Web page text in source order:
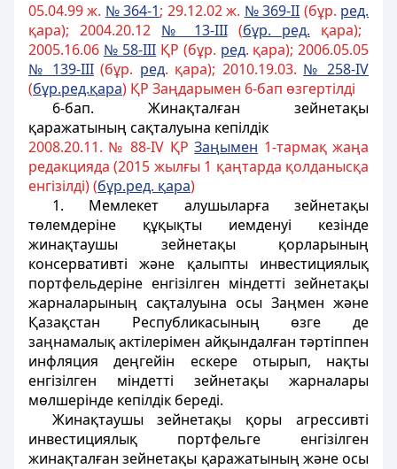
05.04.99 ж. № 364-1; 29.12.02 ж. № 369-II (бұр. ред.
қара); 2004.20.12 № 13-III(бұр. ред. қара);
2005.16.06 № 58-III ҚР (бұр. ред. қара); 2006.05.05
№ 139-III(бұр. ред. қара); 2010.19.03. № 258-ІV
(бұр.ред.қара) ҚР Заңдарымен 6-бап өзгертілді
6-бап. Жинақталған зейнетақы
қаражатының сақталуына кепілдік
2008.20.11. № 88-IV ҚРЗаңымен 1-тармақ жаңа
редакцияда (2015 жылғы 1 қаңтарда қолданысқа
енгізілді) (бұр.ред. қара)
1. Мемлекет алушыларға зейнетақы
төлемдеріне құқықты иемденуі кезінде
жинақтаушы зейнетақы қорларының
консервативті және қалыпты инвестициялық
портфельдеріне енгізілген міндетті зейнетақы
жарналарының сақталуына осы Заңмен және
Қазақстан Республикасының өзге де
заңнамалық актілерімен айқындалған тәртіппен
инфляция деңгейін ескере отырып, нақты
енгізілген міндетті зейнетақы жарналары
мөлшерінде кепілдік береді.
Жинақтаушы зейнетақы қоры агрессивті
инвестициялық портфельге енгізілген
жинақталған зейнетақы қаражатының және осы